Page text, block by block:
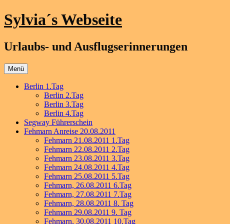
Zum
Inhalt
Sylvia´s Webseite
Urlaubs- und Ausflugserinnerungen
Menü
Berlin 1.Tag
Berlin 2.Tag
Berlin 3.Tag
Berlin 4.Tag
Segway Führerschein
Fehmarn Anreise 20.08.2011
Fehmarn 21.08.2011 1.Tag
Fehmarn 22.08.2011 2.Tag
Fehmarn 23.08.2011 3.Tag
Fehmarn 24.08.2011 4.Tag
Fehmarn 25.08.2011 5.Tag
Fehmarn, 26.08.2011 6.Tag
Fehmarn, 27.08.2011 7.Tag
Fehmarn, 28.08.2011 8. Tag
Fehmarn 29.08.2011 9. Tag
Fehmarn, 30.08.2011 10.Tag